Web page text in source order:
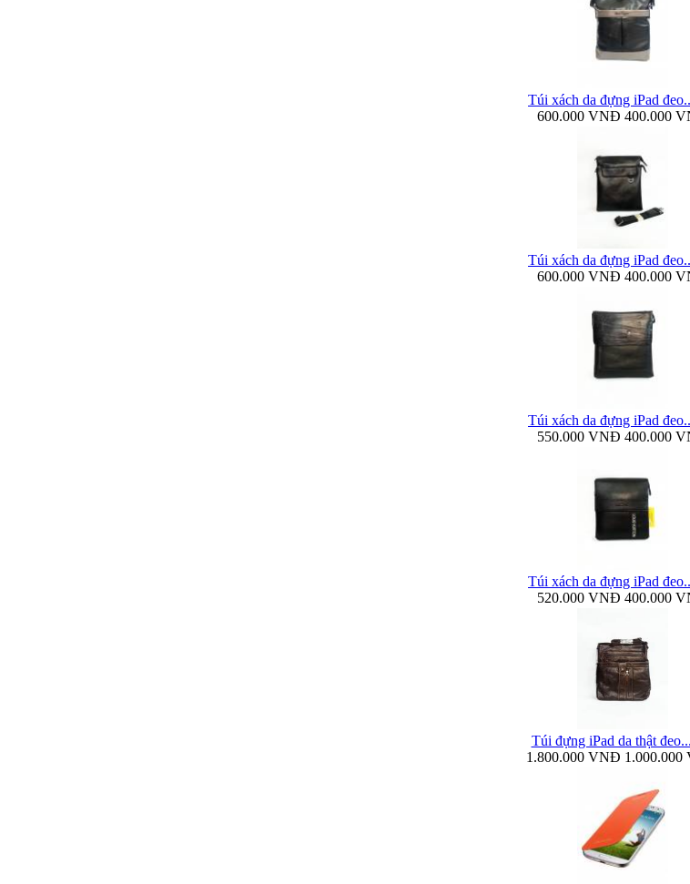
Dock sạc pin rời Samsung Galaxy S4
Bao da Samsung Galaxy S4 mini Flip Cover
Túi đựng iPad da thật đeo chéo thời...
Ốp lưng samsung Galaxy S4 i9500
Ốp lưng silicon Samsung Galaxy S4
Ốp lưng Samsung Galaxy S4 i9500 Rock
Túi xách da đựng iPad
600.000 VNĐ 400.000
Túi xách da đựng iPad
600.000 VNĐ 400.000
Túi xách da đựng iPad
550.000 VNĐ 400.000
Túi xách da đựng iPad
520.000 VNĐ 400.000
Túi đựng iPad da thật đeo...
1.800.000 VNĐ